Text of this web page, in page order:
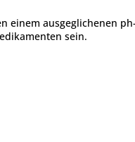
einem ausgeglichenen
sein.